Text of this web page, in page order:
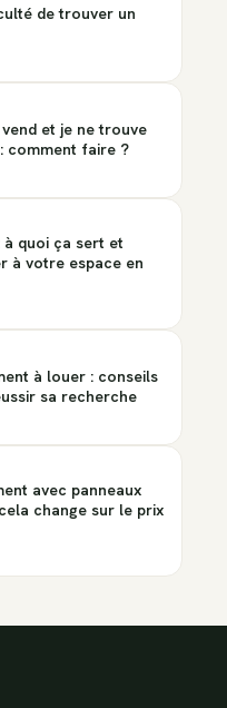
de trouver un
et je ne trouve
comment faire ?
à quoi ça sert et
à votre espace en
à louer : conseils
sa recherche
avec panneaux
change sur le prix